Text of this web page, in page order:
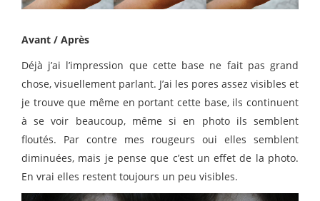
Avant / Après
Déjà j’ai l’impression que cette base ne fait pas grand
chose, visuellement parlant. J’ai les pores assez visibles et
je trouve que même en portant cette base, ils continuent
à se voir beaucoup, même si en photo ils semblent
floutés. Par contre mes rougeurs oui elles semblent
diminuées, mais je pense que c’est un effet de la photo.
En vrai elles restent toujours un peu visibles.